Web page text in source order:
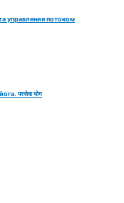
управления потоком
परसेवा योग